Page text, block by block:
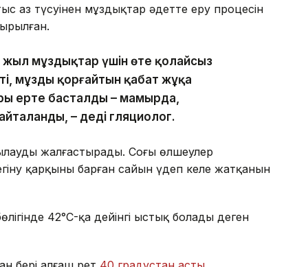
аз түсуінен мұздықтар әдетте еру процесін
жыл мұздықтар үшін өте қолайсыз
мұзды қорғайтын қабат жұқа
ерте басталды – мамырда,
– деді гляциолог.
жалғастырады. Соңғы өлшеулер
қарқыны барған сайын үдеп келе жатқанын
42°C-қа дейінгі ыстық болады деген